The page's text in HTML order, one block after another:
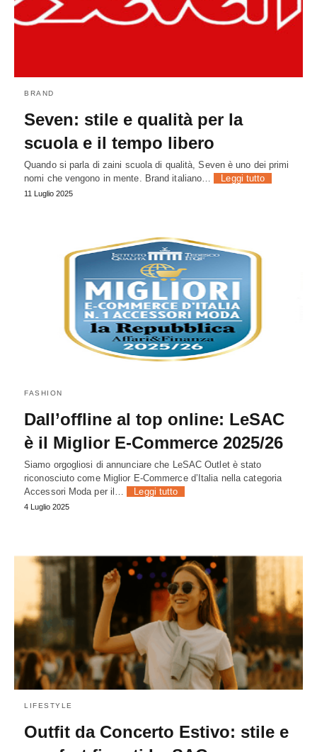
BRAND
Seven: stile e qualità per la
scuola e il tempo libero
Quando si parla di zaini scuola di qualità, Seven è uno dei primi
nomi che vengono in mente. Brand italiano…
Leggi tutto
11 Luglio 2025
FASHION
Dall’offline al top online: LeSAC
è il Miglior E‑Commerce 2025/26
Siamo orgogliosi di annunciare che LeSAC Outlet è stato
riconosciuto come Miglior E‑Commerce d’Italia nella categoria
Accessori Moda per il…
Leggi tutto
4 Luglio 2025
LIFESTYLE
Outfit da Concerto Estivo: stile e